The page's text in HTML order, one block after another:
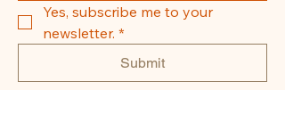
Yes, subscribe me to your
newsletter. *
Submit